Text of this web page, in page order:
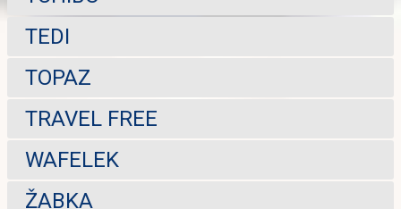
TEDI
TOPAZ
TRAVEL FREE
WAFELEK
ŽABKA